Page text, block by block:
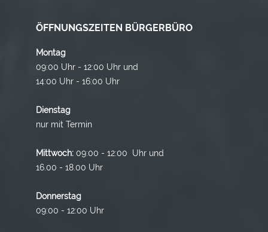
ÖFFNUNGSZEITEN BÜRGERBÜRO
Montag
09:00 Uhr - 12:00 Uhr und
14:00 Uhr - 16:00 Uhr
Dienstag
nur mit Termin
Mittwoch: 09:00 - 12:00 Uhr und
16.00 - 18.00 Uhr
Donnerstag
09:00 - 12:00 Uhr